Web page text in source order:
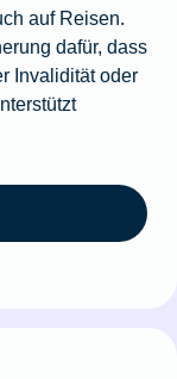
auf Reisen.
dafür, dass
Invalidität oder